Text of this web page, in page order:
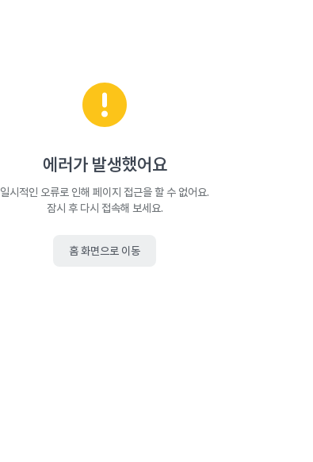
에러가 발생했어요
일시적인 오류로 인해 페이지 접근을 할 수 없어요.
잠시 후 다시 접속해 보세요.
홈 화면으로 이동